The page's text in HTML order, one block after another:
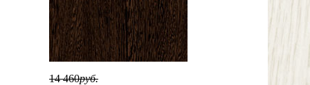
14 460руб.